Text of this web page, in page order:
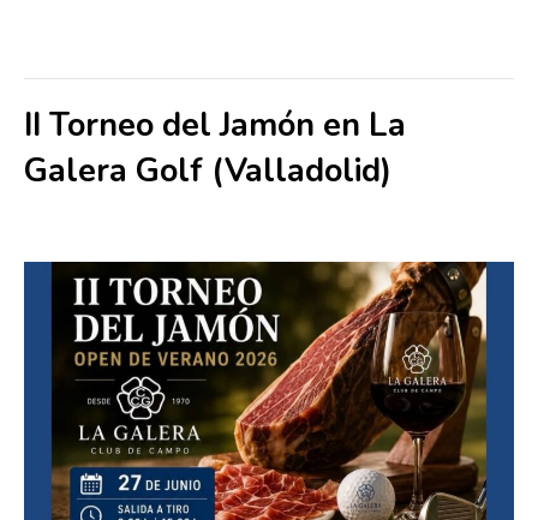
II Torneo del Jamón en La
Galera Golf (Valladolid)